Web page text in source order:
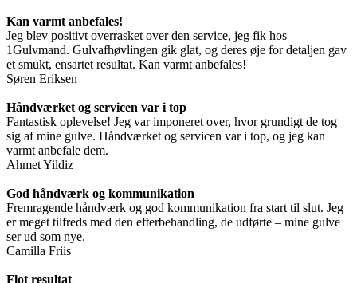
Kan varmt anbefales!
Jeg blev positivt overrasket over den service, jeg fik hos
1Gulvmand. Gulvafhøvlingen gik glat, og deres øje for detaljen gav
et smukt, ensartet resultat. Kan varmt anbefales!
Søren Eriksen
Håndværket og servicen var i top
Fantastisk oplevelse! Jeg var imponeret over, hvor grundigt de tog
sig af mine gulve. Håndværket og servicen var i top, og jeg kan
varmt anbefale dem.
Ahmet Yildiz
God håndværk og kommunikation
Fremragende håndværk og god kommunikation fra start til slut. Jeg
er meget tilfreds med den efterbehandling, de udførte – mine gulve
ser ud som nye.
Camilla Friis
Flot resultat